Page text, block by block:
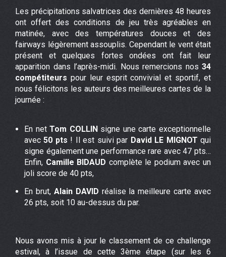
Les précipitations salvatrices des dernières 48 heures
ont offert des conditions de jeu très agréables en
matinée, avec des températures douces et des
fairways légèrement assouplis. Cependant le vent était
présent et quelques fortes ondées ont fait leur
apparition dans l’après-midi. Nous remercions nos 34
compétiteurs pour leur esprit convivial et sportif, et
nous félicitons les auteurs des meilleures cartes de la
journée :
En netTom COLLINsigne une carte exceptionnelle
avec50 pts ! Il est suivi par David LE MIGNOT qui
signe également une performance rare avec 47 pts…
Enfin, Camille BIDAUD complète le podium avec un
joli score de 40 pts,
En brut, Alain DAVID réalise la meilleure carte avec
26 pts, soit 10 au-dessus du par.
Nous avons mis à jour le classement de ce challenge
estival, à l’issue de cette 3ème étape (sur les 6